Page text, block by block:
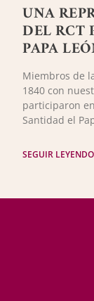
UNA
DEL RCT
PAPA
Miembros de
1840 con
participaron
Santidad el
SEGUIR